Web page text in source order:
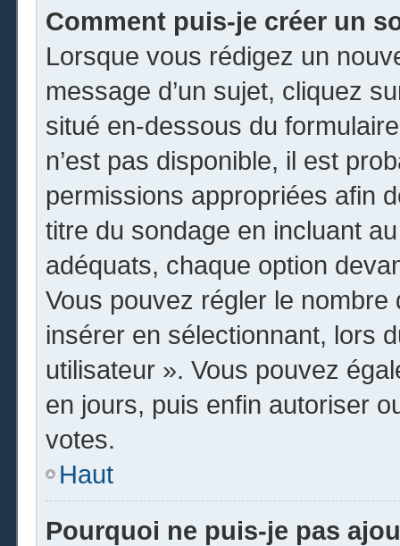
Comment puis-je créer un
Lorsque vous rédigez un
message d’un sujet, cliquez
situé en-dessous du
n’est pas disponible, il est
permissions appropriées afin
titre du sondage en incluant
adéquats, chaque option
Vous pouvez régler le nombre
insérer en sélectionnant, lors
utilisateur ». Vous pouvez
en jours, puis enfin autoriser
votes.
Haut
Pourquoi ne puis-je pas